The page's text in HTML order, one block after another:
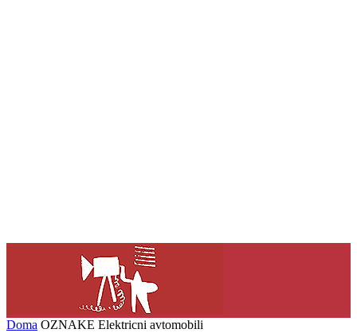
Doma OZNAKE Elektricni avtomobili